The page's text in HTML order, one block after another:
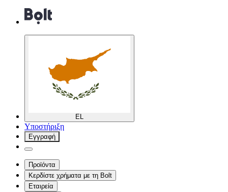
EL
Υποστήριξη
Εγγραφή
Προϊόντα
Κερδίστε χρήματα με τη Bolt
Εταιρεία